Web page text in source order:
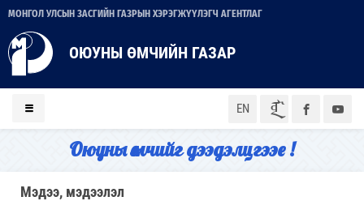
МОНГОЛ УЛСЫН ЗАСГИЙН ГАЗРЫН ХЭРЭГЖҮҮЛЭГЧ АГЕНТЛАГ
ОЮУНЫ ӨМЧИЙН ГАЗАР
EN ᠮᠣᠨ
Оюуны өмчийг дээдэлцгээе !
Мэдээ, мэдээлэл